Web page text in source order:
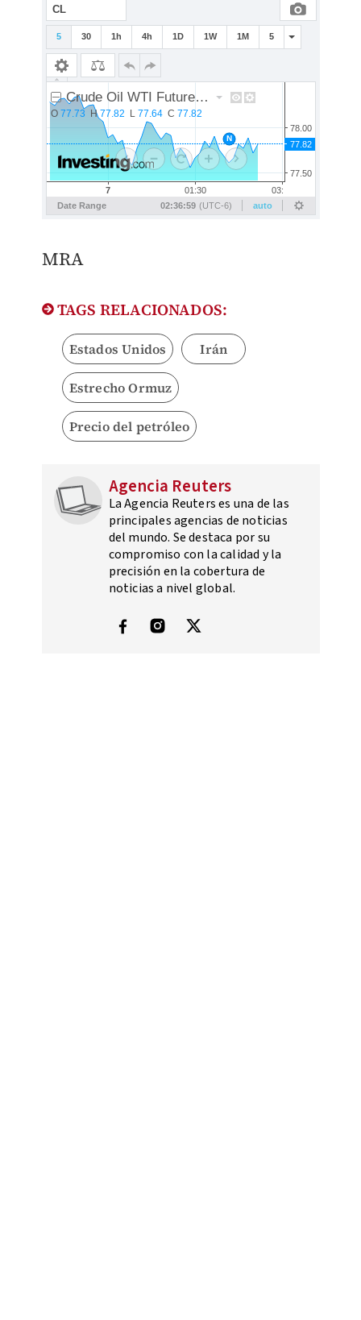
MRA
TAGS RELACIONADOS:
Estados Unidos Irán
Estrecho Ormuz
Precio del petróleo
Agencia Reuters
La Agencia Reuters es una de las
principales agencias de noticias
del mundo. Se destaca por su
compromiso con la calidad y la
precisión en la cobertura de
noticias a nivel global.